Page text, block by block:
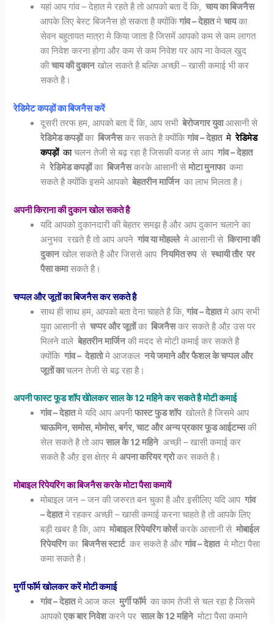
यहां आप गांव – देहात मे रहते है तो आपको बता दें कि, चाय का बिजनैस
आपके लिए बेस्ट बिजनैस हो सकता है क्योंकिगांव – देहातमेचायका
सेवन बहुतायत मात्रा मे किया जाता है जिसमें आपको कम से कम लागत
का निवेश करना होगा और कम से कम निवेश पर आप ना केवल खुद
कीचाय की दुकानखोल सकते है बल्कि अच्छी – खासी कमाई भी कर
सकते है।
रेडिमेट कपड़ों का बिजनैस करें
दूसरी तरफ हम, आपको बता दें कि, आप सभी बेरोजगार युवाआसानी से
रेडिमेेड कपड़ोंका बिजनैसकर सकते है क्योंकिगांव – देहात मे रेडिमेड
कपड़ों काचलन तेजी से बढ़ रहा है जिसकी वजह से आप गांव – देहात
मे रेडिमेड कपड़ोंका बिजनैसकरके आसानी सेमोटा मुनाफा कमा
सकते है क्योंकि इसमे आपको बेहतरीन मार्जिन का लाभ मिलता है।
अपनी किराना की दुकान खोल सकते है
यदि आपको दुकानदारी की बेहतर समझ है और आप दुकान चलाने का
अनुभव रखते है तो आप अपने गांव या मोहल्ले मे आसानी से किराना की
दुकानखोल सकते है और जिससे आप नियमित रुप से स्थायी तौर पर
पैसा कमासकते है।
चप्पल और जूतों का बिजनैस कर सकते है
साथ ही साथ हम, आपको बता देना चाहते है कि,गांव – देहातमे आप सभी
युवा आसानी से चप्पर और जूतोंका बिजनैसकर सकते है औऱ उस पर
मिलने वाले बेहतरीन मार्जिनकी मदद से मोटी कमाई कर सकते है
क्योंकि गांव – देहातोमे आजकल नये जमाने और फैशल के चप्पल और
जूतों काचलन तेजी से बढ़ रहा है।
अपनी फास्ट फूड शॉप खेोलकर साल के 12 महिने कर सकते है मोटी कमाई
गांव – देहातमे यदि आप अपनीफास्ट फुड शॉप खोलते है जिसमे आप
चाऊमिन, समोस, मोमोस, बर्गर, चाट और अन्य प्रकार फूड आईटम्सकी
सेल सकते है तो आपसाल के 12 महिने अच्छी – खासी कमाई कर
सकते हेै औऱ इस क्षेत्र मेअपना करियर ग्रोकर सकते है।
मोबाइल रिपेयरिंग का बिजनैस करके मोटा पैसा कमायें
मोबाइल जन – जन की जरुरत बन चुका है और इसीलिए यदि आप गांव
– देहातमे रहकर अच्छी – खासी कमाई करना चाहते है तो आपके लिए
बड़ी खबर है कि, आप मोबाइल रिपेयरिंग कोर्सकरके आसानी से मोबाईल
रिपेयरिंगका बिजनैस स्टार्ट कर सकते है औरगांव – देहात मे मोेटा पैसा
कमा सकते है।
मुर्गी फॉर्म खोलकर करें मोटी कमाई
गांव – देहातमे आज कल मुर्गी फॉर्म का काम तेजी से चल रहा है जिसमे
आपकोएक बार निवेशकरने पर साल के 12 महिने मोटा पैसा कमाने